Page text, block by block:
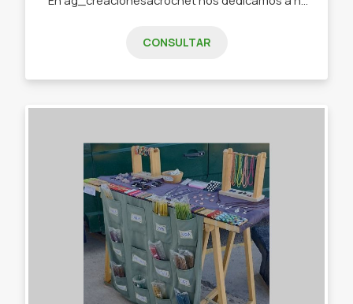
CONSULTAR